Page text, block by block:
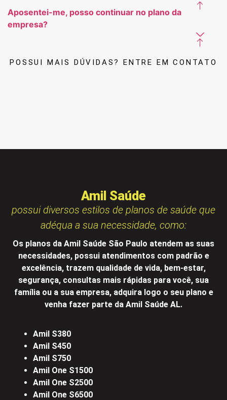
Aposentei-me, posso continuar no plano da
empresa?
POSSUI MAIS DÚVIDAS? ENTRE EM CONTATO
Amil Saúde
possui diversos estilos de planos de saúde que
adéqua a sua necessidade, como:
Os planos da Amil Saúde São Paulo atendem as suas
necessidades, possui atendimentos com padrão e
excelência, trazem qualidade de vida, bem-estar,
segurança, consultas mais rápidas para você, sua
família ou a sua empresa, adquira logo o seu plano e
venha fazer parte da Amil Saúde AL.
Amil S380
Amil S450
Amil S750
Amil One S1500
Amil One S2500
Amil One S6500